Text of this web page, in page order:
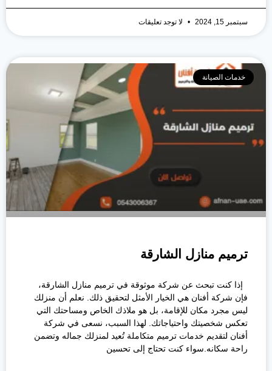
سبتمبر 15, 2024 لا توجد تعليقات
خدمات الصيانة
ترميم منازل الشارقة
إذا كنت تبحث عن شركة موثوقة في ترميم منازل الشارقة،
فإن شركة أفنان هي الخيار الأمثل لتحقيق ذلك. نعلم أن منزلك
ليس مجرد مكان للإقامة، بل هو ملاذك الخاص ومساحتك التي
تعكس شخصيتك واحتياجاتك. لهذا السبب، نسعى في شركة
أفنان لتقديم خدمات ترميم متكاملة تُعيد لمنزلك جماله وتضمن
راحة سكانه.سواء كنت تحتاج إلى تحسين